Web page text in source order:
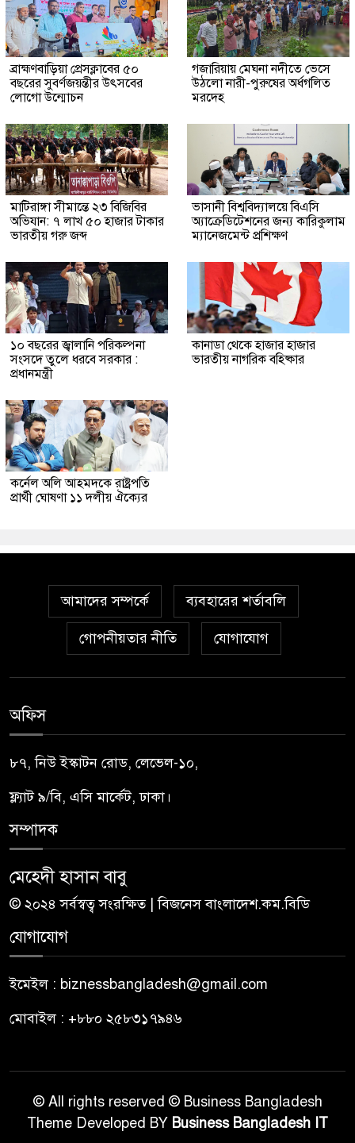
ব্রাহ্মণবাড়িয়া প্রেসক্লাবের ৫০
বছরের সুবর্ণজয়ন্তীর উৎসবের
লোগো উন্মোচন
গজারিয়ায় মেঘনা নদীতে ভেসে
উঠলো নারী-পুরুষের অর্ধগলিত
মরদেহ
মাটিরাঙ্গা সীমান্তে ২৩ বিজিবির
অভিযান: ৭ লাখ ৫০ হাজার টাকার
ভারতীয় গরু জব্দ
ভাসানী বিশ্ববিদ্যালয়ে বিএসি
অ্যাক্রেডিটেশনের জন্য কারিকুলাম
ম্যানেজমেন্ট প্রশিক্ষণ
১০ বছরের জ্বালানি পরিকল্পনা
সংসদে তুলে ধরবে সরকার :
প্রধানমন্ত্রী
কানাডা থেকে হাজার হাজার
ভারতীয় নাগরিক বহিষ্কার
কর্নেল অলি আহমদকে রাষ্ট্রপতি
প্রার্থী ঘোষণা ১১ দলীয় ঐক্যের
আমাদের সম্পর্কে ব্যবহারের শর্তাবলি
গোপনীয়তার নীতি যোগাযোগ
অফিস
৮৭, নিউ ইস্কাটন রোড, লেভেল-১০,
ফ্ল্যাট ৯/বি, এসি মার্কেট, ঢাকা।
সম্পাদক
মেহেদী হাসান বাবু
© ২০২৪ সর্বস্বত্ব সংরক্ষিত | বিজনেস বাংলাদেশ.কম.বিডি
যোগাযোগ
ইমেইল : biznessbangladesh@gmail.com
মোবাইল : +৮৮০ ২৫৮৩১৭৯৪৬
© All rights reserved © Business Bangladesh
Theme Developed BY Business Bangladesh IT